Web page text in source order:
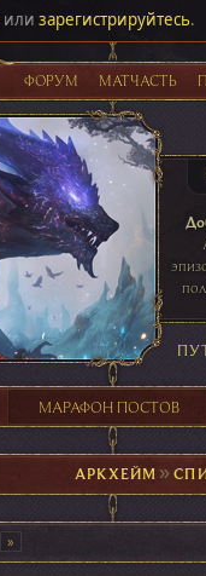
или зарегистрируйтесь.
ФОРУМ МАТЧАСТЬ
МАРАФОН ПОСТОВ
АРКХЕЙМ ►